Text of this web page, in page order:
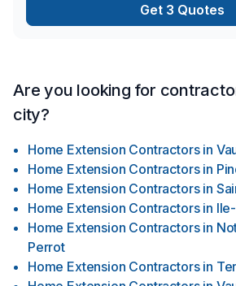
Get 3 Quotes
Are you looking for
city?
Home Extension Contractors in
Home Extension Contractors in
Home Extension Contractors in
Home Extension Contractors in
Home Extension Contractors in
Perrot
Home Extension Contractors in